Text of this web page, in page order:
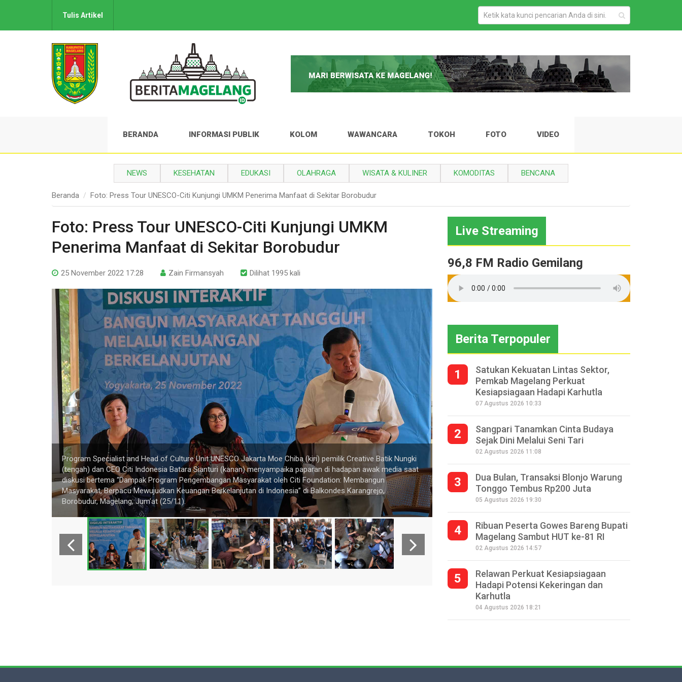
Tulis Artikel
BERANDA INFORMASI PUBLIK KOLOM WAWANCARA TOKOH FOTO VIDEO
NEWS KESEHATAN EDUKASI OLAHRAGA WISATA & KULINER KOMODITAS BENCANA
Beranda Foto: Press Tour UNESCO-Citi Kunjungi UMKM Penerima Manfaat di Sekitar Borobudur
Foto: Press Tour UNESCO-Citi Kunjungi UMKM
Penerima Manfaat di Sekitar Borobudur
25 November 2022 17:28 Zain Firmansyah Dilihat 1995 kali
Program Specialist and Head of Culture Unit UNESCO Jakarta Moe Chiba (kiri) pemilik Creative Batik Nungki
(tengah) dan CEO Citi Indonesia Batara Sianturi (kanan) menyampaika paparan di hadapan awak media saat
diskusi bertema “Dampak Program Pengembangan Masyarakat oleh Citi Foundation: Membangun
Masyarakat, Berpacu Mewujudkan Keuangan Berkelanjutan di Indonesia” di Balkondes Karangrejo,
Borobudur, Magelang, Jum’at (25/11).
Selain diskusi sejumlah wartawan dari berbagai media diajak mengikuti
berbagai tempat UMKM di sekitar Borobudur.
Live Streaming
96,8 FM Radio Gemilang
Berita Terpopuler
1
Satukan Kekuatan Lintas Sektor,
Pemkab Magelang Perkuat
Kesiapsiagaan Hadapi Karhutla
07 Agustus 2026 10:33
2
Sangpari Tanamkan Cinta Budaya
Sejak Dini Melalui Seni Tari
02 Agustus 2026 11:08
3
Dua Bulan, Transaksi Blonjo Warung
Tonggo Tembus Rp200 Juta
05 Agustus 2026 19:30
4
Ribuan Peserta Gowes Bareng Bupati
Magelang Sambut HUT ke-81 RI
02 Agustus 2026 14:57
5
Relawan Perkuat Kesiapsiagaan
Hadapi Potensi Kekeringan dan
Karhutla
04 Agustus 2026 18:21